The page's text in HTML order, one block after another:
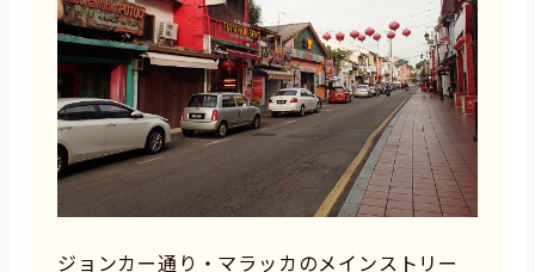
ジョンカー通り・マラッカのメインストリー